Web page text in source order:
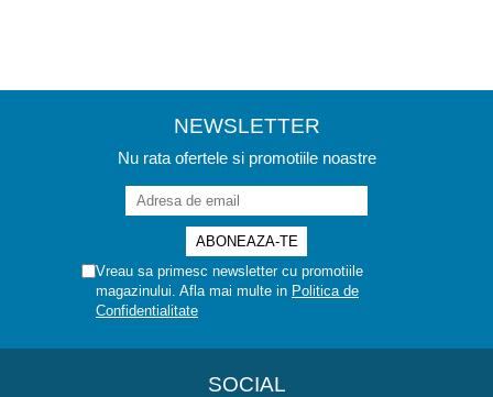
NEWSLETTER
Nu rata ofertele si promotiile noastre
Vreau sa primesc newsletter cu promotiile
magazinului. Afla mai multe in Politica de
Confidentialitate
SOCIAL